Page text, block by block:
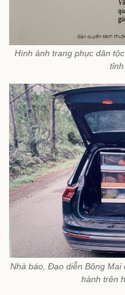
Hình ảnh trang phục dân
Nhà báo, Đạo diễn Bông
hành trên